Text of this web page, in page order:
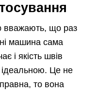
вважають, що раз
машина сама
і якість швів
Це не
то вона